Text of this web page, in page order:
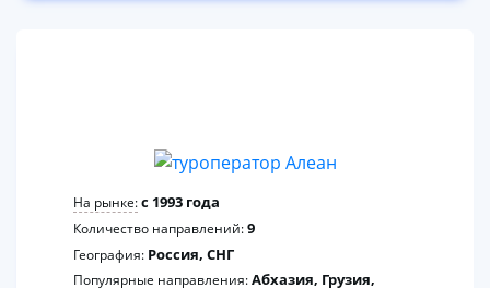
На рынке:c 1993 года
Количество направлений:9
География: Россия, СНГ
Популярные направления:Абхазия, Грузия,